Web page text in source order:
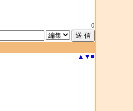
0
▲ ▼ ■